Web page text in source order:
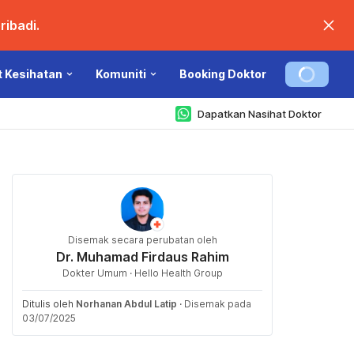
Kesihatan Komuniti Booking Doktor
Dapatkan Nasihat Doktor
Disemak secara perubatan oleh
Dr. Muhamad Firdaus Rahim
Dokter Umum · Hello Health Group
Ditulis oleh Norhanan Abdul Latip · Disemak pada
03/07/2025